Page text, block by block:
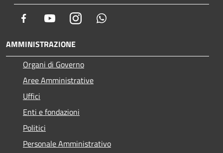
Facebook YoutubeInstagram
AMMINISTRAZIONE
Organi di Governo
Aree Amministrative
Uffici
Enti e fondazioni
Politici
Personale Amministrativo